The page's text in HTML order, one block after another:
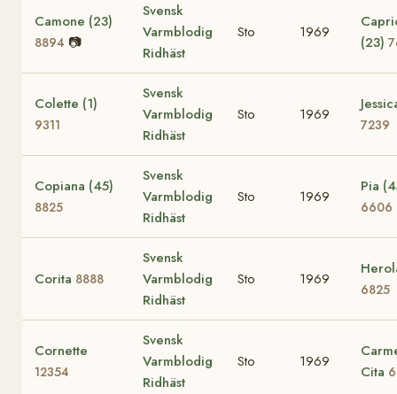
Camone (23)
8894 📷
Svensk
Varmblodig
Ridhäst
Sto 1969
(23)
Colette (1)
9311
Svensk
Varmblodig
Ridhäst
Sto 1969
7239
Copiana (45)
8825
Svensk
Varmblodig
Ridhäst
Sto 1969
Pia
6606
Corita 8888
Svensk
Varmblodig
Ridhäst
Sto 1969
6825
Cornette
12354
Svensk
Varmblodig
Ridhäst
Sto 1969
Cita